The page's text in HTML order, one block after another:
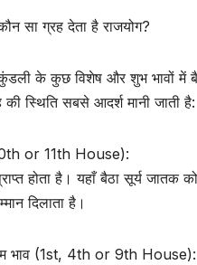
सा ग्रह देता है राजयोग?
के कुछ विशेष और शुभ भावों में
स्थिति सबसे आदर्श मानी जाती है:
or 11th House):
होता है। यहाँ बैठा सूर्य
दिलाता है।
भाव (1st, 4th or 9th House):